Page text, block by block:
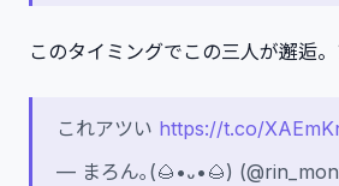
このタイミングでこの三人が邂逅。
これアツい https://t.co/
— まろん｡(🌰•᎑•🌰)